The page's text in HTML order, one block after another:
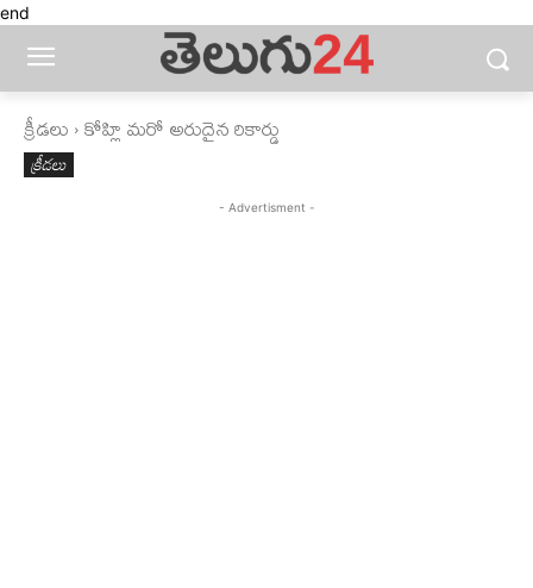
end
క్రీడలు కోహ్లి మరో అరుదైన రికార్డు
క్రీడలు
- Advertisment -